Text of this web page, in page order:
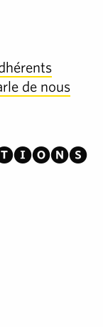
de nous